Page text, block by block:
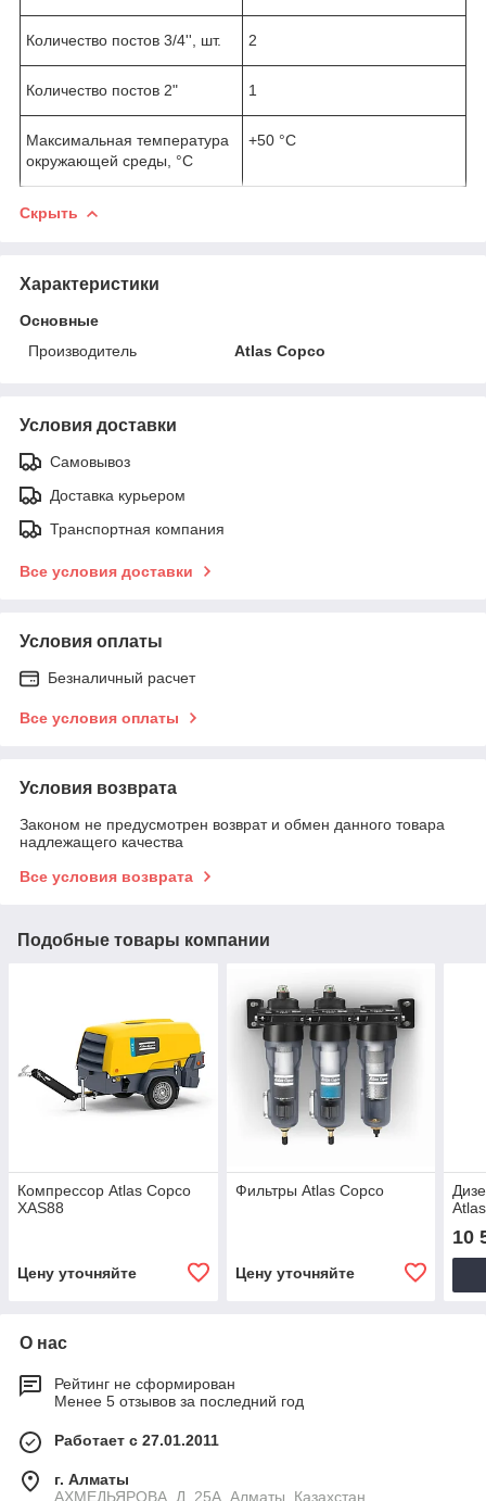
Количество постов 3/4'', шт. 2
Количество постов 2" 1
Максимальная температура
окружающей среды, °C
+50 °C
Скрыть
Характеристики
Основные
Производитель
Atlas Copco
Условия доставки
Самовывоз
Доставка курьером
Транспортная компания
Все условия доставки
Условия оплаты
Безналичный расчет
Все условия оплаты
Условия возврата
Законом не предусмотрен возврат и обмен данного товара
надлежащего качества
Все условия возврата
Подобные товары компании
Компрессор Atlas Copco
XAS88
Цену уточняйте
Фильтры Atlas Copco
Цену уточняйте
10
О нас
Рейтинг не сформирован
Менее 5 отзывов за последний год
Работает с 27.01.2011
г. Алматы
АХМЕДЬЯРОВА, Д. 25А, Алматы, Казахстан